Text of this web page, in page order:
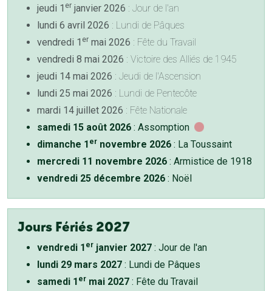
jeudi 1 er janvier 2026 : Jour de l'an
lundi 6 avril 2026 : Lundi de Pâques
vendredi 1 er mai 2026 : Fête du Travail
vendredi 8 mai 2026 : Victoire des Alliés de 1945
jeudi 14 mai 2026 : Jeudi de l'Ascension
lundi 25 mai 2026 : Lundi de Pentecôte
mardi 14 juillet 2026 : Fête Nationale
samedi 15 août 2026 : Assomption
dimanche 1 er novembre 2026 : La Toussaint
mercredi 11 novembre 2026 : Armistice de 1918
vendredi 25 décembre 2026 : Noël
Jours Fériés 2027
vendredi 1 er janvier 2027 : Jour de l'an
lundi 29 mars 2027 : Lundi de Pâques
samedi 1 er mai 2027 : Fête du Travail